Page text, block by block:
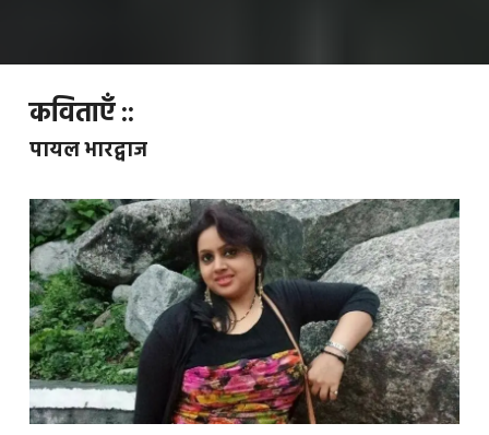
कविताएँ ::
पायल भारद्वाज